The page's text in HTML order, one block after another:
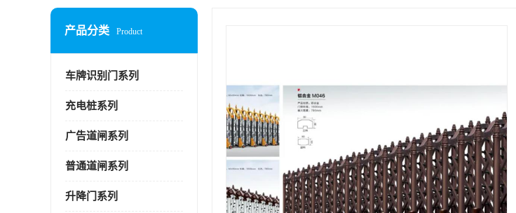
产品分类 Product
车牌识别门系列
充电桩系列
广告道闸系列
普通道闸系列
升降门系列